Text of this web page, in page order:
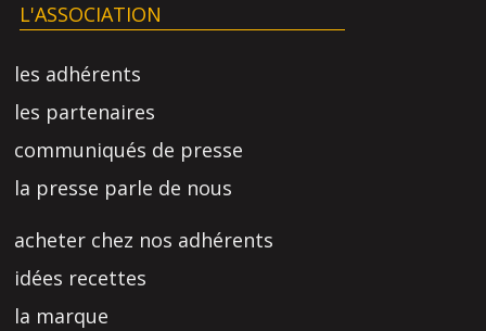
L'ASSOCIATION
les adhérents
les partenaires
communiqués de presse
la presse parle de nous
acheter chez nos adhérents
idées recettes
la marque